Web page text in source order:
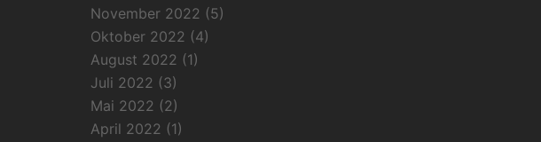
November 2022 (5)
Oktober 2022 (4)
August 2022 (1)
Juli 2022 (3)
Mai 2022 (2)
April 2022 (1)